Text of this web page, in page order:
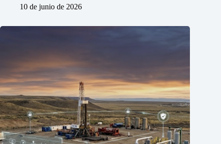
10 de junio de 2026